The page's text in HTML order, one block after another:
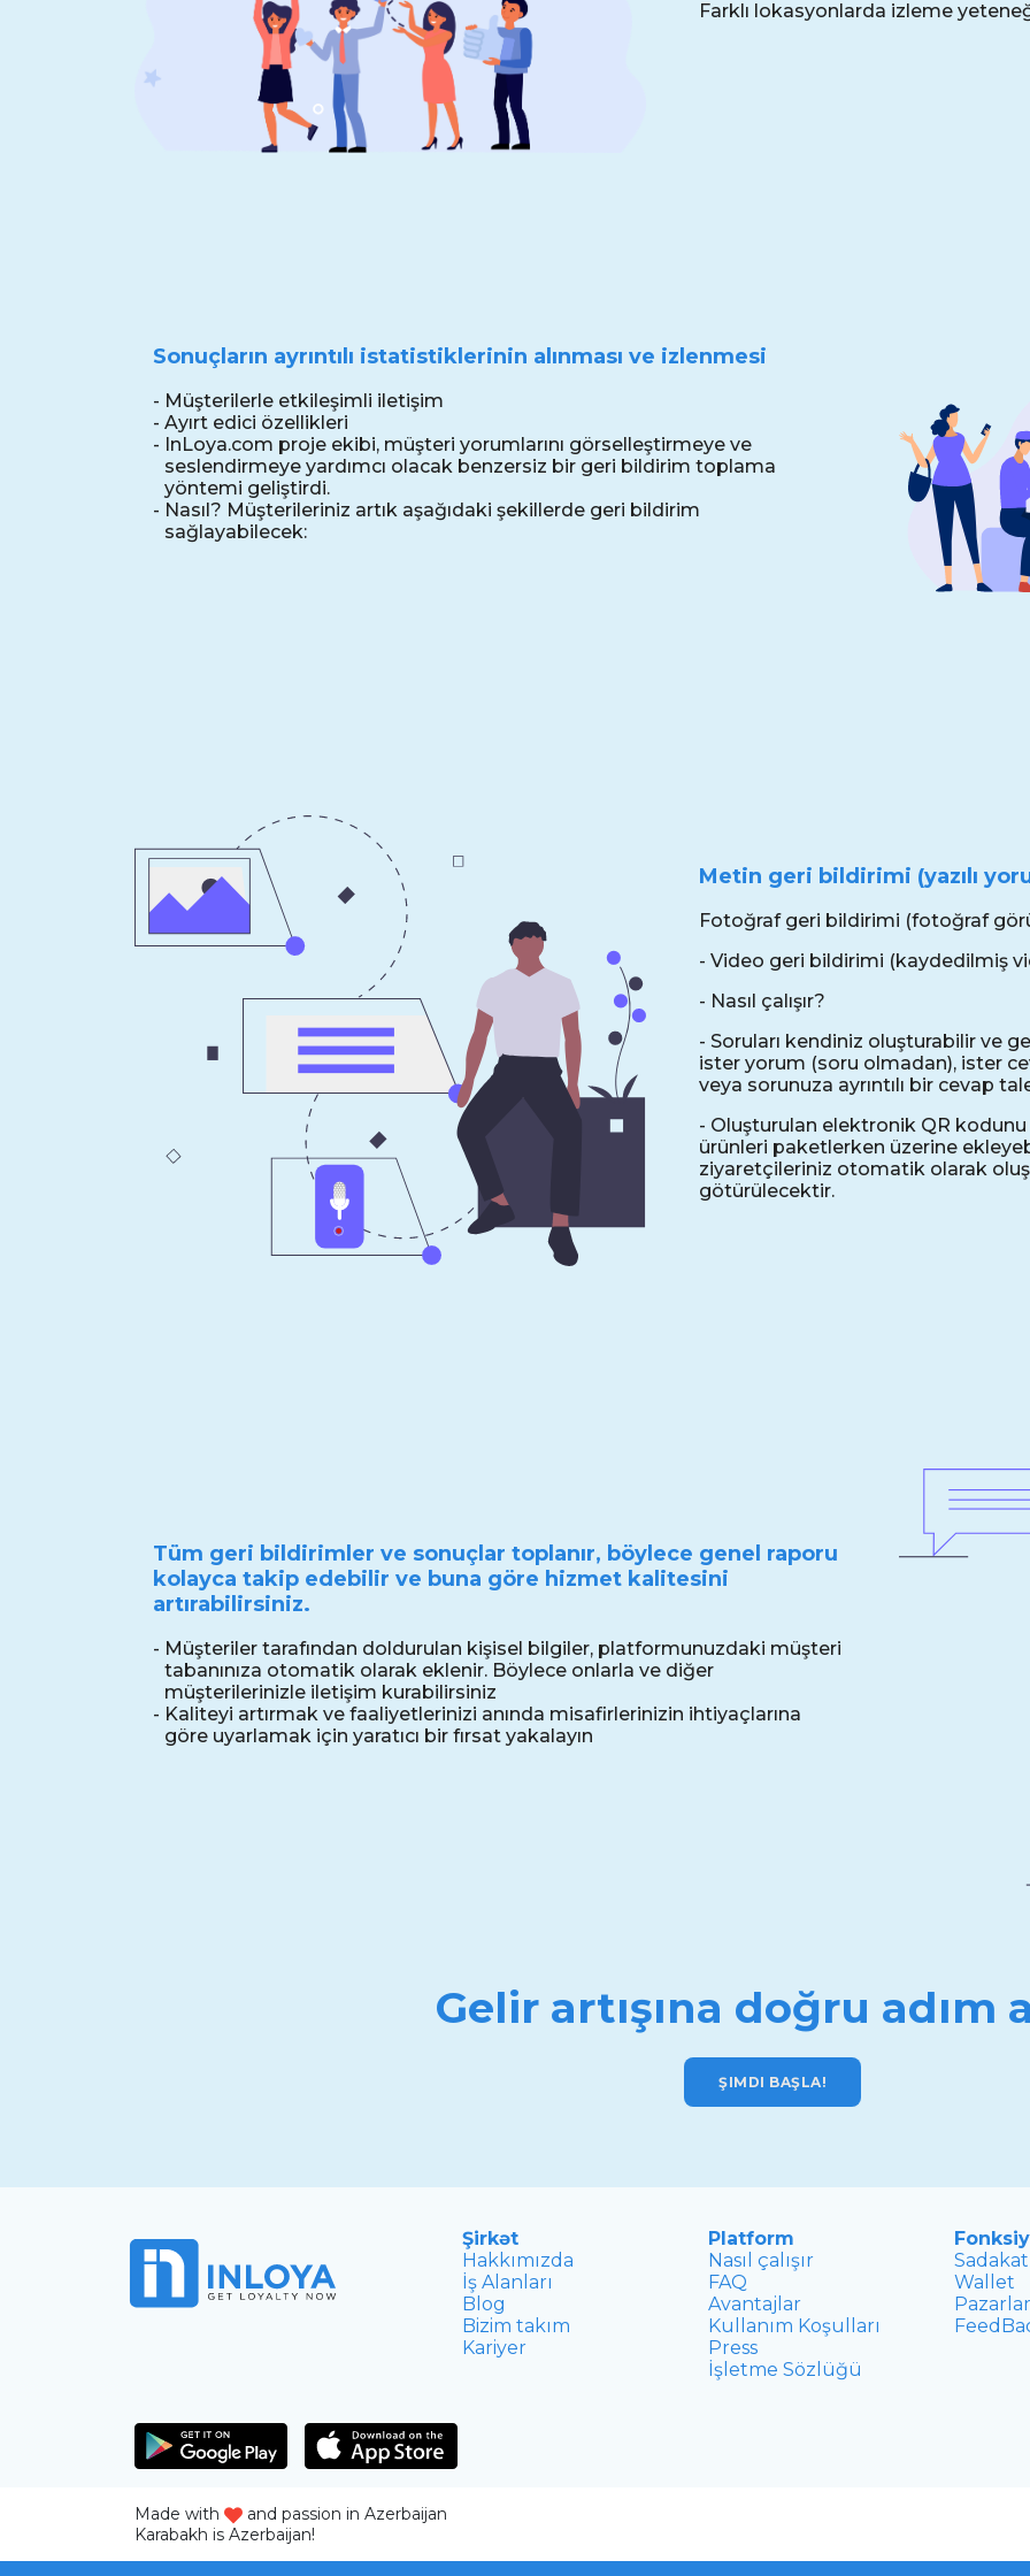
Farklı lokasyonlarda izleme
Sonuçların ayrıntılı istatistiklerinin alınması ve izlenmesi
- Müşterilerle etkileşimli iletişim
- Ayırt edici özellikleri
- InLoya.com proje ekibi, müşteri yorumlarını görselleştirmeye ve
seslendirmeye yardımcı olacak benzersiz bir geri bildirim toplama
yöntemi geliştirdi.
- Nasıl? Müşterileriniz artık aşağıdaki şekillerde geri bildirim
sağlayabilecek:
Metin geri bildirimi (yazılı
Fotoğraf geri bildirimi (fotoğraf
- Video geri bildirimi (kaydedilmiş
- Nasıl çalışır?
- Soruları kendiniz oluşturabilir ve
ister yorum (soru olmadan), ister
veya sorunuza ayrıntılı bir cevap
- Oluşturulan elektronik QR
ürünleri paketlerken üzerine
ziyaretçileriniz otomatik olarak
götürülecektir.
Tüm geri bildirimler ve sonuçlar toplanır, böylece genel raporu
kolayca takip edebilir ve buna göre hizmet kalitesini
artırabilirsiniz.
- Müşteriler tarafından doldurulan kişisel bilgiler, platformunuzdaki müşteri
tabanınıza otomatik olarak eklenir. Böylece onlarla ve diğer
müşterilerinizle iletişim kurabilirsiniz
- Kaliteyi artırmak ve faaliyetlerinizi anında misafirlerinizin ihtiyaçlarına
göre uyarlamak için yaratıcı bir fırsat yakalayın
Gelir artışına doğru adım
ŞIMDI BAŞLA!
Şirkət
Hakkımızda
İş Alanları
Blog
Bizim takım
Kariyer
Platform
Nasıl çalışır
FAQ
Avantajlar
Kullanım Koşulları
Press
İşletme Sözlüğü
Wallet
Made with
and passion in Azerbaijan
Karabakh is Azerbaijan!